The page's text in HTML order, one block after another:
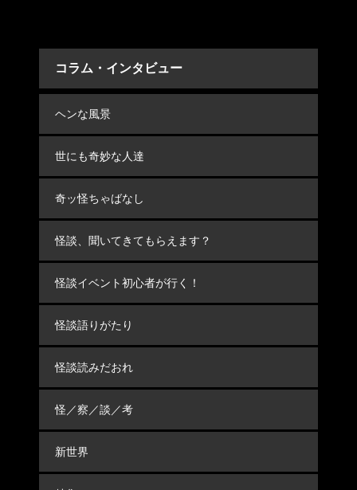
コラム・インタビュー
ヘンな風景
世にも奇妙な人達
奇ッ怪ちゃばなし
怪談、聞いてきてもらえます？
怪談イベント初心者が行く！
怪談語りがたり
怪談読みだおれ
怪／察／談／考
新世界